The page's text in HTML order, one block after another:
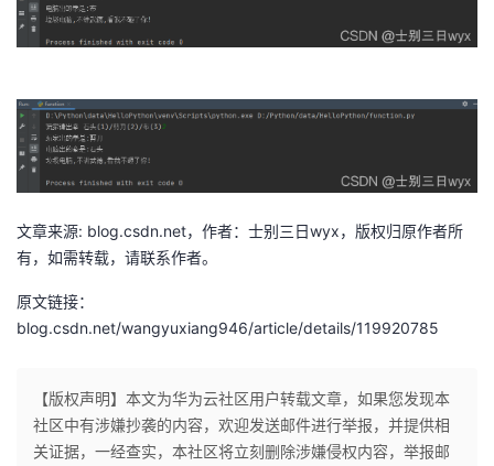
文章来源: blog.csdn.net，作者：士别三日wyx，版权归原作者所
有，如需转载，请联系作者。
原文链接：
blog.csdn.net/wangyuxiang946/article/details/119920785
【版权声明】本文为华为云社区用户转载文章，如果您发现本
社区中有涉嫌抄袭的内容，欢迎发送邮件进行举报，并提供相
关证据，一经查实，本社区将立刻删除涉嫌侵权内容，举报邮